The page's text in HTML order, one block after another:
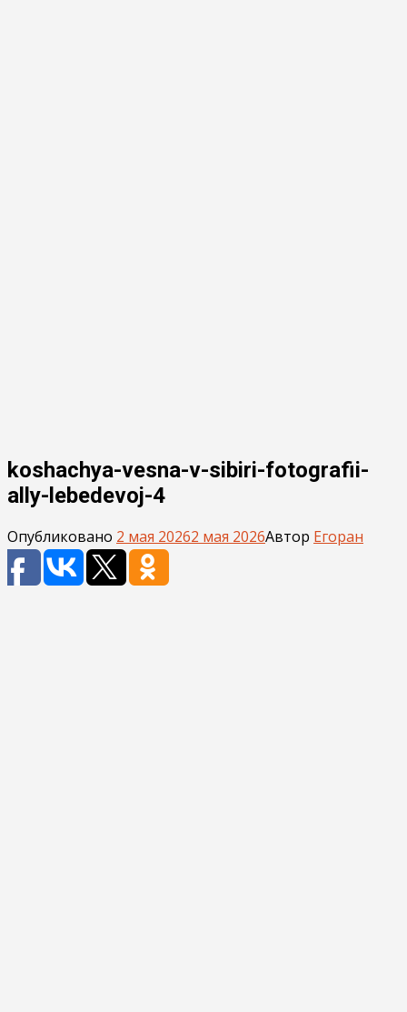
koshachya-vesna-v-sibiri-fotografii-
ally-lebedevoj-4
Опубликовано 2 мая 20262 мая 2026Автор Егоран